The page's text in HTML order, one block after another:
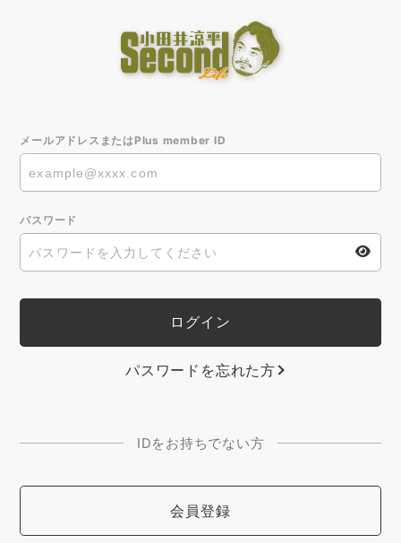
メールアドレスまたはPlus member ID
パスワード
パスワードを忘れた方
IDをお持ちでない方
会員登録